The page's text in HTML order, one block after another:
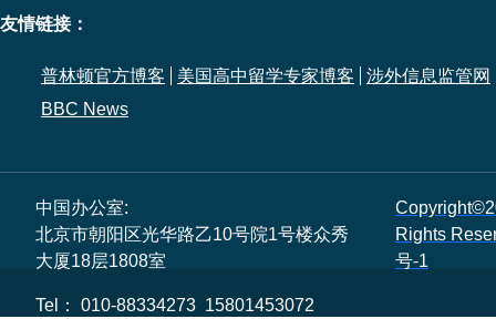
友情链接：
普林顿官方博客 美国高中留学专家博客
涉外信息监管网
BBC News
中国办公室:
北京市朝阳区光华路乙10号院1号楼众秀
大厦18层1808室
Tel： 010-88334273 15801453072
Rights
号-1